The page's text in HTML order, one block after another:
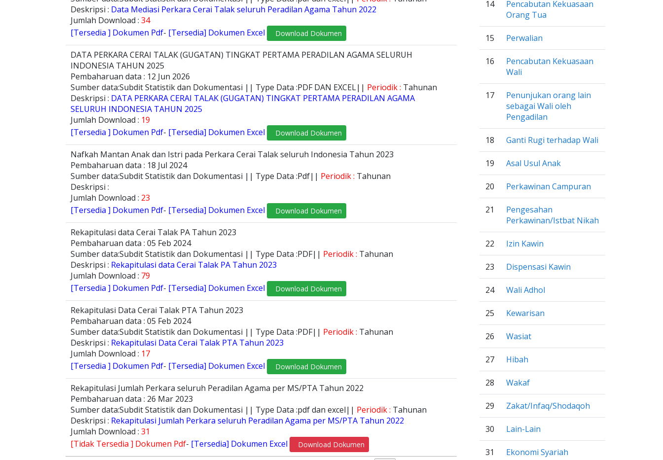
Deskripsi : Data Mediasi Perkara Cerai Talak seluruh Peradilan Agama Tahun 2022
Jumlah Download : 34
[Tersedia ] Dokumen Pdf- [Tersedia] Dokumen Excel Download Dokumen
DATA PERKARA CERAI TALAK (GUGATAN) TINGKAT PERTAMA PERADILAN AGAMA SELURUH
INDONESIA TAHUN 2025
Pembaharuan data : 12 Jun 2026
Sumber data:Subdit Statistik dan Dokumentasi || Type Data :PDF DAN EXCEL|| Periodik : Tahunan
Deskripsi : DATA PERKARA CERAI TALAK (GUGATAN) TINGKAT PERTAMA PERADILAN AGAMA
SELURUH INDONESIA TAHUN 2025
Jumlah Download : 19
[Tersedia ] Dokumen Pdf- [Tersedia] Dokumen Excel Download Dokumen
Nafkah Mantan Anak dan Istri pada Perkara Cerai Talak seluruh Indonesia Tahun 2023
Pembaharuan data : 18 Jul 2024
Sumber data:Subdit Statistik dan Dokumentasi || Type Data :Pdf|| Periodik : Tahunan
Deskripsi :
Jumlah Download : 23
[Tersedia ] Dokumen Pdf- [Tersedia] Dokumen Excel Download Dokumen
Rekapitulasi data Cerai Talak PA Tahun 2023
Pembaharuan data : 05 Feb 2024
Sumber data:Subdit Statistik dan Dokumentasi || Type Data :PDF|| Periodik : Tahunan
Deskripsi : Rekapitulasi data Cerai Talak PA Tahun 2023
Jumlah Download : 79
[Tersedia ] Dokumen Pdf- [Tersedia] Dokumen Excel Download Dokumen
Rekapitulasi Data Cerai Talak PTA Tahun 2023
Pembaharuan data : 05 Feb 2024
Sumber data:Subdit Statistik dan Dokumentasi || Type Data :PDF|| Periodik : Tahunan
Deskripsi : Rekapitulasi Data Cerai Talak PTA Tahun 2023
Jumlah Download : 17
[Tersedia ] Dokumen Pdf- [Tersedia] Dokumen Excel Download Dokumen
Rekapitulasi Jumlah Perkara seluruh Peradilan Agama per MS/PTA Tahun 2022
Pembaharuan data : 26 Mar 2023
Sumber data:Subdit Statistik dan Dokumentasi || Type Data :pdf dan excel|| Periodik : Tahunan
Deskripsi : Rekapitulasi Jumlah Perkara seluruh Peradilan Agama per MS/PTA Tahun 2022
Jumlah Download : 31
[Tidak Tersedia ] Dokumen Pdf- [Tersedia] Dokumen Excel Download Dokumen
14
Pencabutan Kekuasaan
Orang Tua
15 Perwalian
16
Pencabutan Kekuasaan
Wali
17
Penunjukan orang lain
sebagai Wali oleh
Pengadilan
18 Ganti Rugi terhadap Wali
19 Asal Usul Anak
20 Perkawinan Campuran
21
Pengesahan
Perkawinan/Istbat Nikah
22 Izin Kawin
23 Dispensasi Kawin
24 Wali Adhol
25 Kewarisan
26 Wasiat
27 Hibah
28 Wakaf
29 Zakat/Infaq/Shodaqoh
30 Lain-Lain
31 Ekonomi Syariah